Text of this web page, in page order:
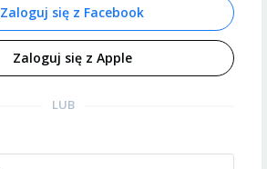
Zaloguj się z Facebook
Zaloguj się z Apple
LUB